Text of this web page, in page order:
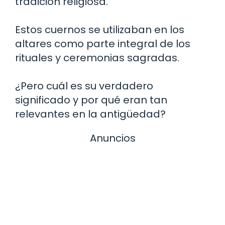
Estos cuernos se utilizaban en los
altares como parte integral de los
rituales y ceremonias sagradas.
¿Pero cuál es su verdadero
significado y por qué eran tan
relevantes en la antigüedad?
Anuncios